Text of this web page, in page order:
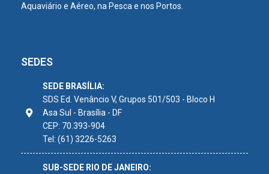
Aquaviário e Aéreo, na Pesca e nos Portos.
SEDES
SEDE BRASÍLIA:
SDS Ed. Venâncio V, Grupos 501/503 - Bloco H
Asa Sul - Brasília - DF
CEP: 70.393-904
Tel: (61) 3226-5263
SUB-SEDE RIO DE JANEIRO: